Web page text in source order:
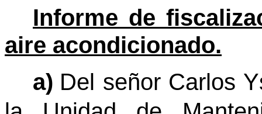
Informe de
aire acondicionado.
a) Del señor Carlos